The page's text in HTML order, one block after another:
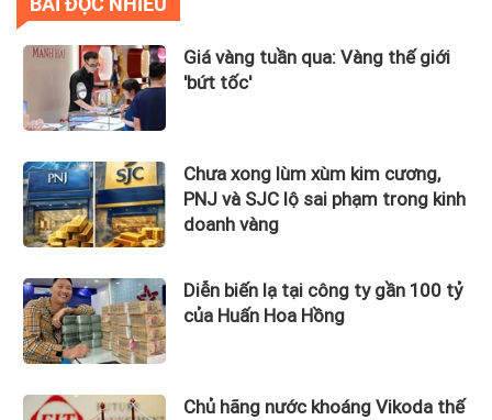
Giá vàng tuần qua: Vàng thế giới
'bứt tốc'
Chưa xong lùm xùm kim cương,
PNJ và SJC lộ sai phạm trong kinh
doanh vàng
Diễn biến lạ tại công ty gần 100 tỷ
của Huấn Hoa Hồng
Chủ hãng nước khoáng Vikoda thế